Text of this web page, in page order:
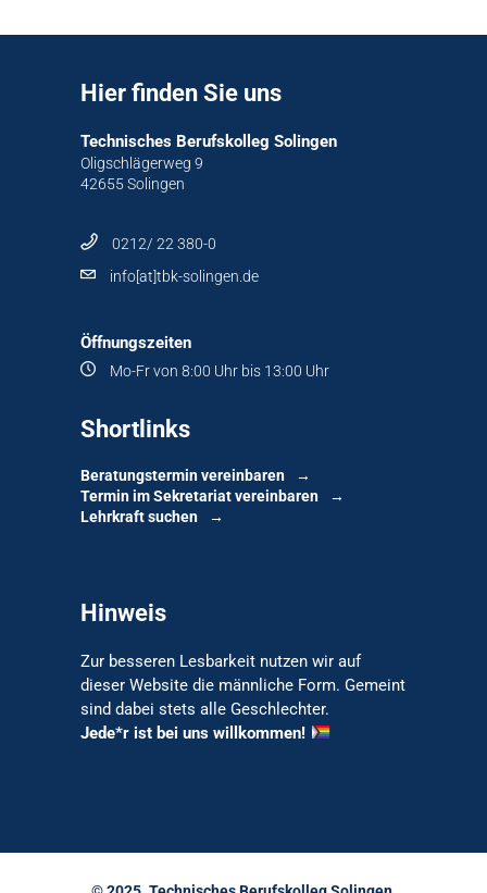
Hier finden Sie uns
Technisches Berufskolleg Solingen
Oligschlägerweg 9
42655 Solingen
0212/ 22 380-0
info[at]tbk-solingen.de
Öffnungszeiten
Mo-Fr von 8:00 Uhr bis 13:00 Uhr
Shortlinks
Beratungstermin vereinbaren
Termin im Sekretariat vereinbaren
Lehrkraft suchen
Hinweis
Zur besseren Lesbarkeit nutzen wir auf
dieser Website die männliche Form. Gemeint
sind dabei stets alle Geschlechter.
Jede*r ist bei uns willkommen!